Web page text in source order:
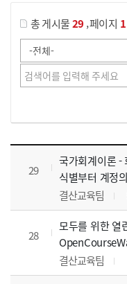
총 게시물29 ,페이지 1
사이버교육영상 목록 으로 번호, 제목, 작성자, 조회수, 등록 일, 첨부파일로 나열 되고 있습니다.
29
국가회계이론 -
식별부터 계정
결산교육팀
28
모두를 위한 열
결산교육팀